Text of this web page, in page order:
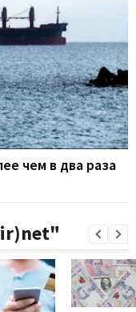
чем в два раза